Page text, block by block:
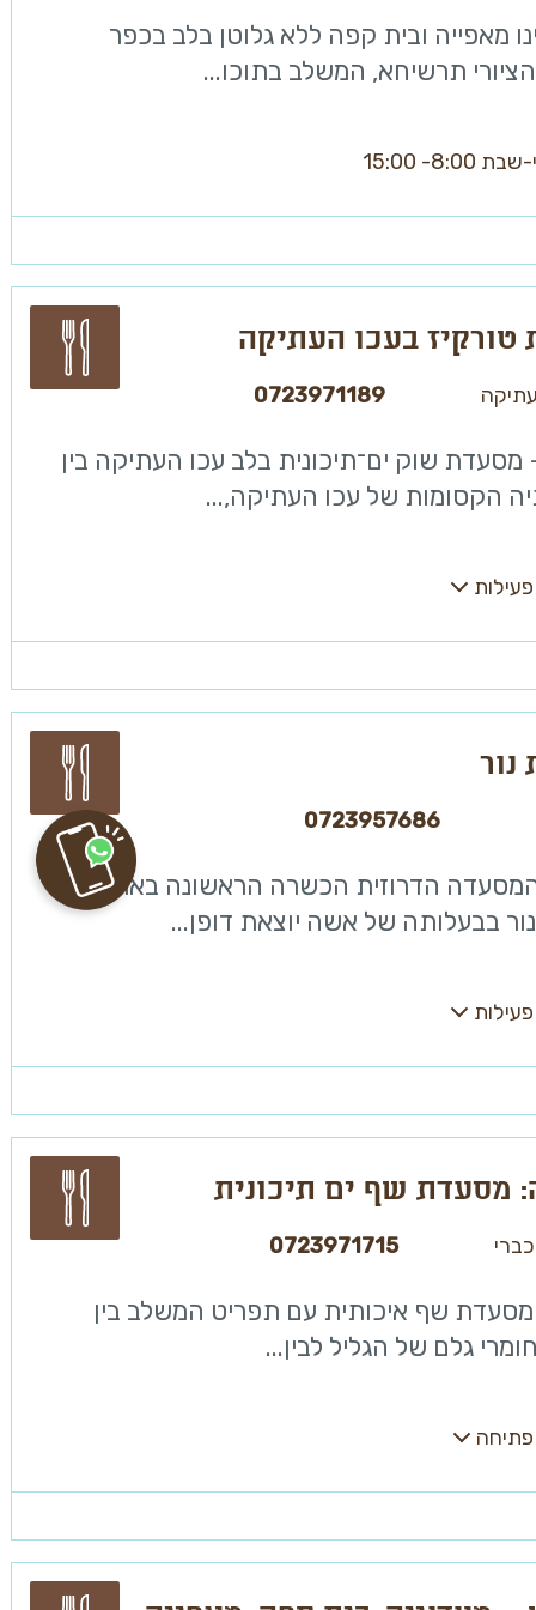
מאפייה ובית קפה ללא גלוטן בלב בכפר
תרשיחא, המשלב בתוכו...
15:00
טורקיז בעכו העתיקה
0723971189
מסעדת שוק ים־תיכונית בלב עכו העתיקה בין
הקסומות של עכו העתיקה,...
0723957686
המסעדה הדרוזית הכשרה הראשונה בארץ.
בבעלותה של אשה יוצאת דופן...
מסעדת שף ים תיכונית
0723971715
מסעדת שף איכותית עם תפריט המשלב בין
גלם של הגליל לבין...